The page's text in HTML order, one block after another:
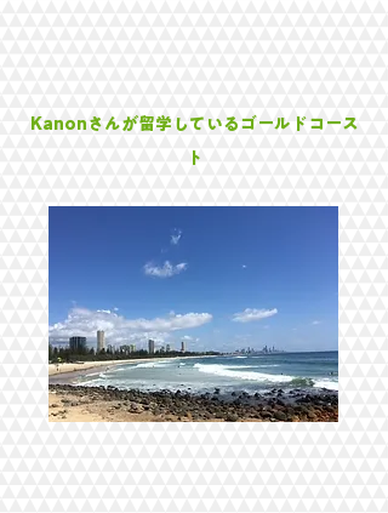
Kanonさんが留学しているゴールドコース
ト